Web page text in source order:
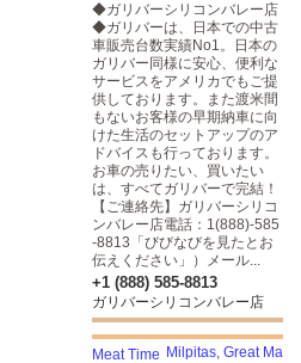
◆ガリバーシリコンバレー店
◆ガリバーは、日本での中古
車販売台数実績No1。日本の
ガリバー同様に安心、便利な
サービスをアメリカでもご提
供しております。また渡米間
もないお客様の早期納車に向
けた生活のセットアップのア
ドバイスも行っております。
お車の売りたい、買いたい
は、すべてガリバーで完結！
【ご連絡先】ガリバーシリコ
ンバレー店電話：1(888)-585
-8813「びびなびを見たとお
伝えください」）メール...
+1 (888) 585-8813
ガリバーシリコンバレー店
Milpitas, Great Ma